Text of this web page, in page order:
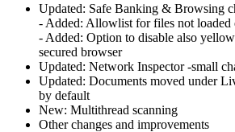
Updated: Safe Banking & Browsing
- Added: Allowlist for files not loaded
- Added: Option to disable also
secured browser
Updated: Network Inspector -small
Updated: Documents moved under
by default
New: Multithread scanning
Other changes and improvements